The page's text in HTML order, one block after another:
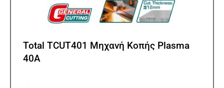
Total TCUT401 Μηχανή Κοπής Plasma
40Α